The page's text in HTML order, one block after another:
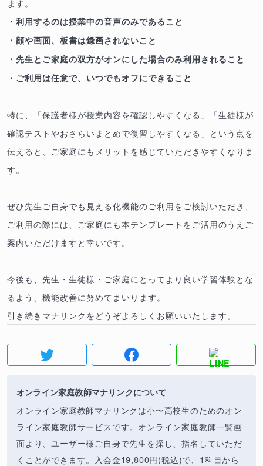
ます。
・利用するのは授業中の音声のみであること
・顔や画面、板書は録画されないこと
・先生とご家庭の双方がオンにした場合のみ利用されること
・ご利用は任意で、いつでもオフにできること
特に、「保護者様が授業内容を確認しやすくなる」「生徒様が
確認テストやおさらいまとめで復習しやすくなる」という点を
伝えると、ご家庭にもメリットを感じていただきやすくなりま
す。
ぜひ先生ご自身でも見える化機能のご利用をご検討いただき、
ご利用の際には、ご家庭にも本テンプレートをご活用のうえご
案内いただけますと幸いです。
今後も、先生・生徒様・ご家庭にとってより良い学習体験とな
るよう、機能改善に努めてまいります。
引き続きマナリンクをどうぞよろしくお願いいたします。
オンライン家庭教師マナリンクについて
オンライン家庭教師マナリンクは小〜高校生のためのオン
ライン家庭教師サービスです。オンライン家庭教師一覧画
面より、ユーザー様ご自身で先生を探し、指名していただ
くことができます。入会金19,800円(税込)で、1科目から